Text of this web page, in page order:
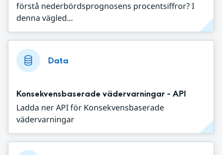
förstå nederbördsprognosens procentsiffror? I
denna vägled...
Data
Konsekvensbaserade vädervarningar - API
Ladda ner API för Konsekvensbaserade
vädervarningar